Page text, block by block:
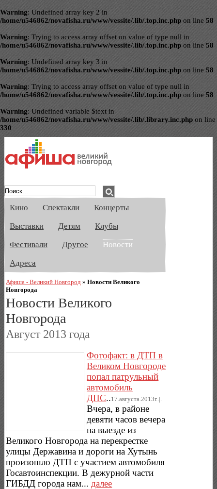
Warning: Undefined array key 2 in
/home/u546862/novafisha.ru/www/vessite/.lib/.top.inc.php on line 58
Warning: Trying to access array offset on value of type null in
/home/u546862/novafisha.ru/www/vessite/.lib/.top.inc.php on line 58
Warning: Undefined array key 3 in
/home/u546862/novafisha.ru/www/vessite/.lib/.top.inc.php on line 58
Warning: Trying to access array offset on value of type null in
/home/u546862/novafisha.ru/www/vessite/.lib/.top.inc.php on line 58
Warning: Undefined variable $text in
/home/u546862/novafisha.ru/www/vessite/.lib/.library.inc.php on line
330
Кино Спектакли
Концерты
Выставки
Детям
Клубы
Фестивали
Другое
Новости
Адреса
Афиша - Великий Новгород »Новости Великого
Новгорода
Новости Великого
Новгорода
Август 2013 года
Фотофакт: в ДТП в
Великом Новгороде
попал патрульный
автомобиль
ДПС..17.августа.2013г..|.
Вчера, в районе
девяти часов вечера
на выезде из
Великого Новгорода на перекрестке
улицы Державина и дороги на Хутынь
произошло ДТП с участием автомобиля
Госавтоинспекции. В дежурной части
ГИБДД города нам... далее